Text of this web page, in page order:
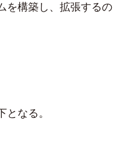
を構築し、拡張するの
なる。